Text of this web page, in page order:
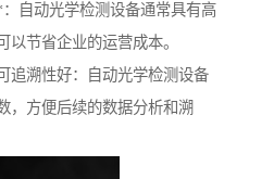
自动光学检测设备通常具有高
以节省企业的运营成本。
追溯性好：自动光学检测设备
，方便后续的数据分析和溯